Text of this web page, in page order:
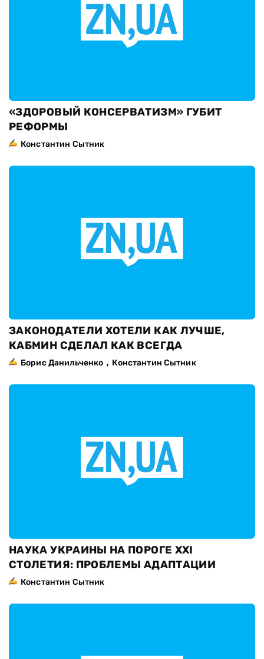
«ЗДОРОВЫЙ КОНСЕРВАТИЗМ» ГУБИТ
РЕФОРМЫ
Константин Сытник
ЗАКОНОДАТЕЛИ ХОТЕЛИ КАК ЛУЧШЕ,
КАБМИН СДЕЛАЛ КАК ВСЕГДА
Борис Данильченко , Константин Сытник
НАУКА УКРАИНЫ НА ПОРОГЕ XXI
СТОЛЕТИЯ: ПРОБЛЕМЫ АДАПТАЦИИ
Константин Сытник